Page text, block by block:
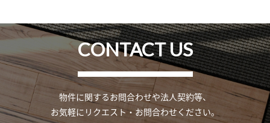
CONTACT US
物件に関するお問合わせや法人契約等、
お気軽にリクエスト・お問合わせください。